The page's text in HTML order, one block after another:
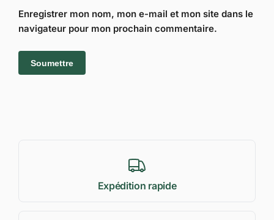
Enregistrer mon nom, mon e-mail et mon site dans le
navigateur pour mon prochain commentaire.
Expédition rapide